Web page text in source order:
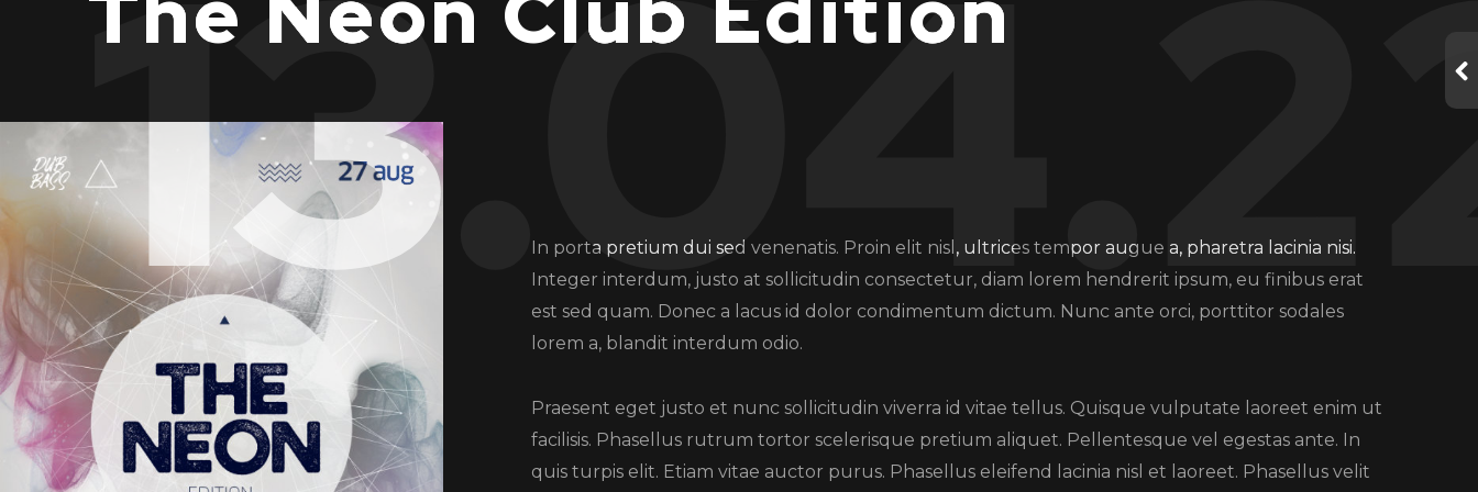
In porta pretium dui sed venenatis. Proin elit nisl, ultrices tempor augue a, pharetra lacinia nisi.
Integer interdum, justo at sollicitudin consectetur, diam lorem hendrerit ipsum, eu finibus erat
est sed quam. Donec a lacus id dolor condimentum dictum. Nunc ante orci, porttitor sodales
lorem a, blandit interdum odio.
Praesent eget justo et nunc sollicitudin viverra id vitae tellus. Quisque vulputate laoreet enim ut
facilisis. Phasellus rutrum tortor scelerisque pretium aliquet. Pellentesque vel egestas ante. In
quis turpis elit. Etiam vitae auctor purus. Phasellus eleifend lacinia nisl et laoreet. Phasellus velit